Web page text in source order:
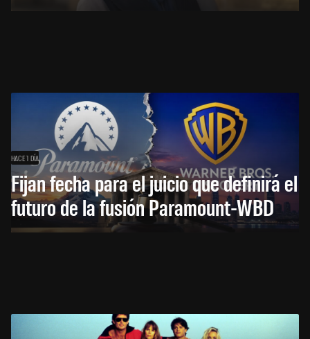
HACE 1 DÍA
Fijan fecha para el juicio que definirá el
futuro de la fusión Paramount-WBD